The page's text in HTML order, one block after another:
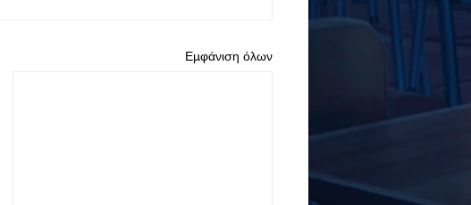
Εμφάνιση όλων